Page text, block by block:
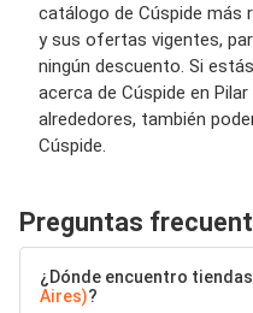
catálogo de Cúspide más
y sus ofertas vigentes,
ningún descuento. Si
acerca de Cúspide en
alrededores, también
Cúspide.
Preguntas
¿Dónde encuentro
Aires)?